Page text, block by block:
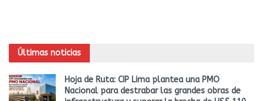
Últimas noticias
Hoja de Ruta: CIP Lima plantea una PMO
Nacional para destrabar las grandes obras de